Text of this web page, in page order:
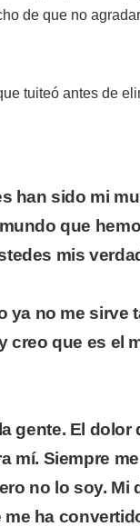
de que no
tuiteó antes de
han sido mi
que
mis
ya no me sirve
creo que es el
gente. El dolor
mí. Siempre
no lo soy. Mi
ha